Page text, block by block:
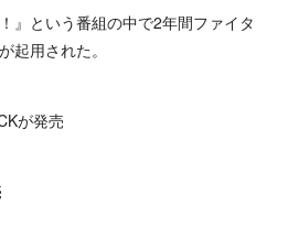
』という番組の中で2年間ファイタ
起用された。
が発売